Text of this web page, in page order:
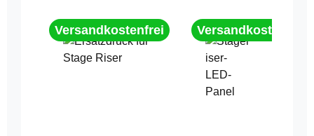
Versandkostenfrei Versandkostenfrei